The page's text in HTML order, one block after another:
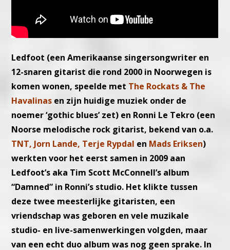
Ledfoot (een Amerikaanse singersongwriter en
12-snaren gitarist die rond 2000 in Noorwegen is
komen wonen, speelde met The Rockats & The
Havalinas en zijn huidige muziek onder de
noemer ‘gothic blues’ zet) en Ronni Le Tekro (een
Noorse melodische rock gitarist, bekend van o.a.
TNT, Jorn Lande, Terje Rypdal en Mads Eriksen)
werkten voor het eerst samen in 2009 aan
Ledfoot’s aka Tim Scott McConnell’s album
“Damned” in Ronni’s studio. Het klikte tussen
deze twee meesterlijke gitaristen, een
vriendschap was geboren en vele muzikale
studio- en live-samenwerkingen volgden, maar
van een echt duo album was nog geen sprake. In